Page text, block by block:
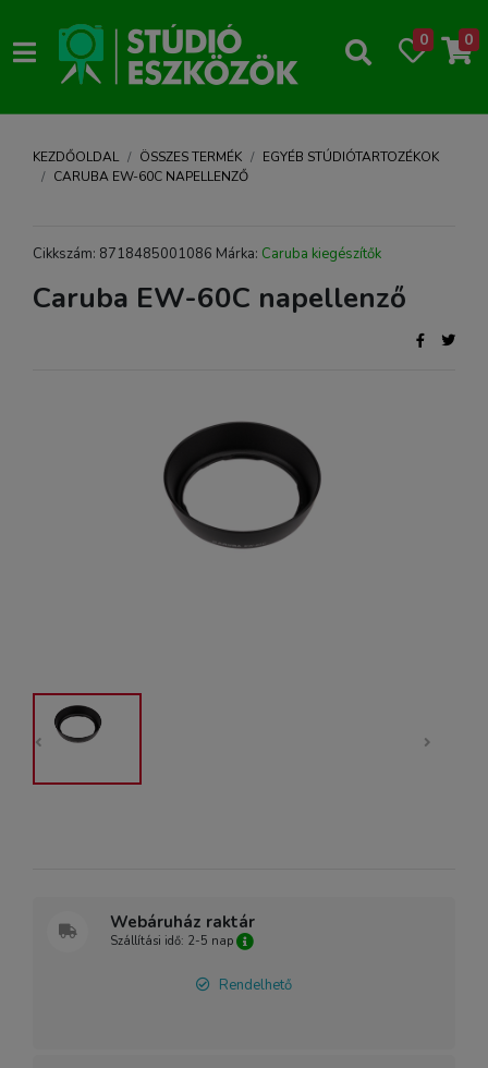
0 0
KEZDŐOLDAL ÖSSZES TERMÉK
EGYÉB STÚDIÓTARTOZÉKOK
CARUBA EW-60C NAPELLENZŐ
Cikkszám: 8718485001086 Márka: Caruba kiegészítők
Caruba EW-60C napellenző
Webáruház raktár
Szállítási idő: 2-5 nap
Rendelhető